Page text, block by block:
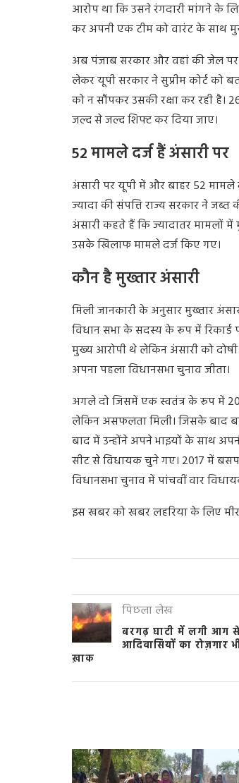
आरोपथाकिउसनेरंगदारीमांगनेके
करअपनीएकटीमकोवारंटकेसाथ
अबपंजाबसरकारऔरवहांकीजेलपर
लेकरयूपीसरकारनेसुप्रीमकोर्टको
कोनसौंपकरउसकीरक्षाकररहीहै।
जल्दसेजल्दशिफ्टकरदियाजाए।
52 मामले दर्ज हैं अंसारी पर
अंसारीपरयूपीमेंऔरबाहर52मामले
ज्यादाकीसंपत्तिराज्यसरकारनेजब्त
अंसारीकहतेहैंकिज्यादातरमामलोंमें
उसकेखिलाफमामलेदर्जकिएगए।
कौन है मुख्तार अंसारी
मिलीजानकारीकेअनुसारमुख्तार
विधानसभाकेसदस्यकेरूपमेंरिकार्ड
मुख्यआरोपीथेलेकिनअंसारीकोदोषी
अपनापहलाविधानसभाचुनावजीता।
अगलेदोजिसमेंएकस्वतंत्रकेरूपमें
लेकिनअसफलतामिली।जिसकेबाद
बादमेंउन्होंनेअपनेभाइयोंकेसाथ
सीटसेविधायकचुनेगए। 2017में
विधानसभाचुनावमेंपांचवींवार
इसखबरकोखबरलहरियाकेलिए
पिछला लेख
बरगढ़ घाटी में लगी आग
आदिवासियों का
ख़ाक